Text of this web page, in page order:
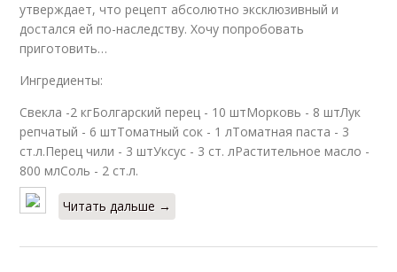
утверждает, что рецепт абсолютно эксклюзивный и
достался ей по-наследству. Хочу попробовать
приготовить…
Ингредиенты:
Свекла -2 кгБолгарский перец - 10 штМорковь - 8 штЛук
репчатый - 6 штТоматный сок - 1 лТоматная паста - 3
ст.л.Перец чили - 3 штУксус - 3 ст. лРастительное масло -
800 млСоль - 2 ст.л.
Читать дальше →